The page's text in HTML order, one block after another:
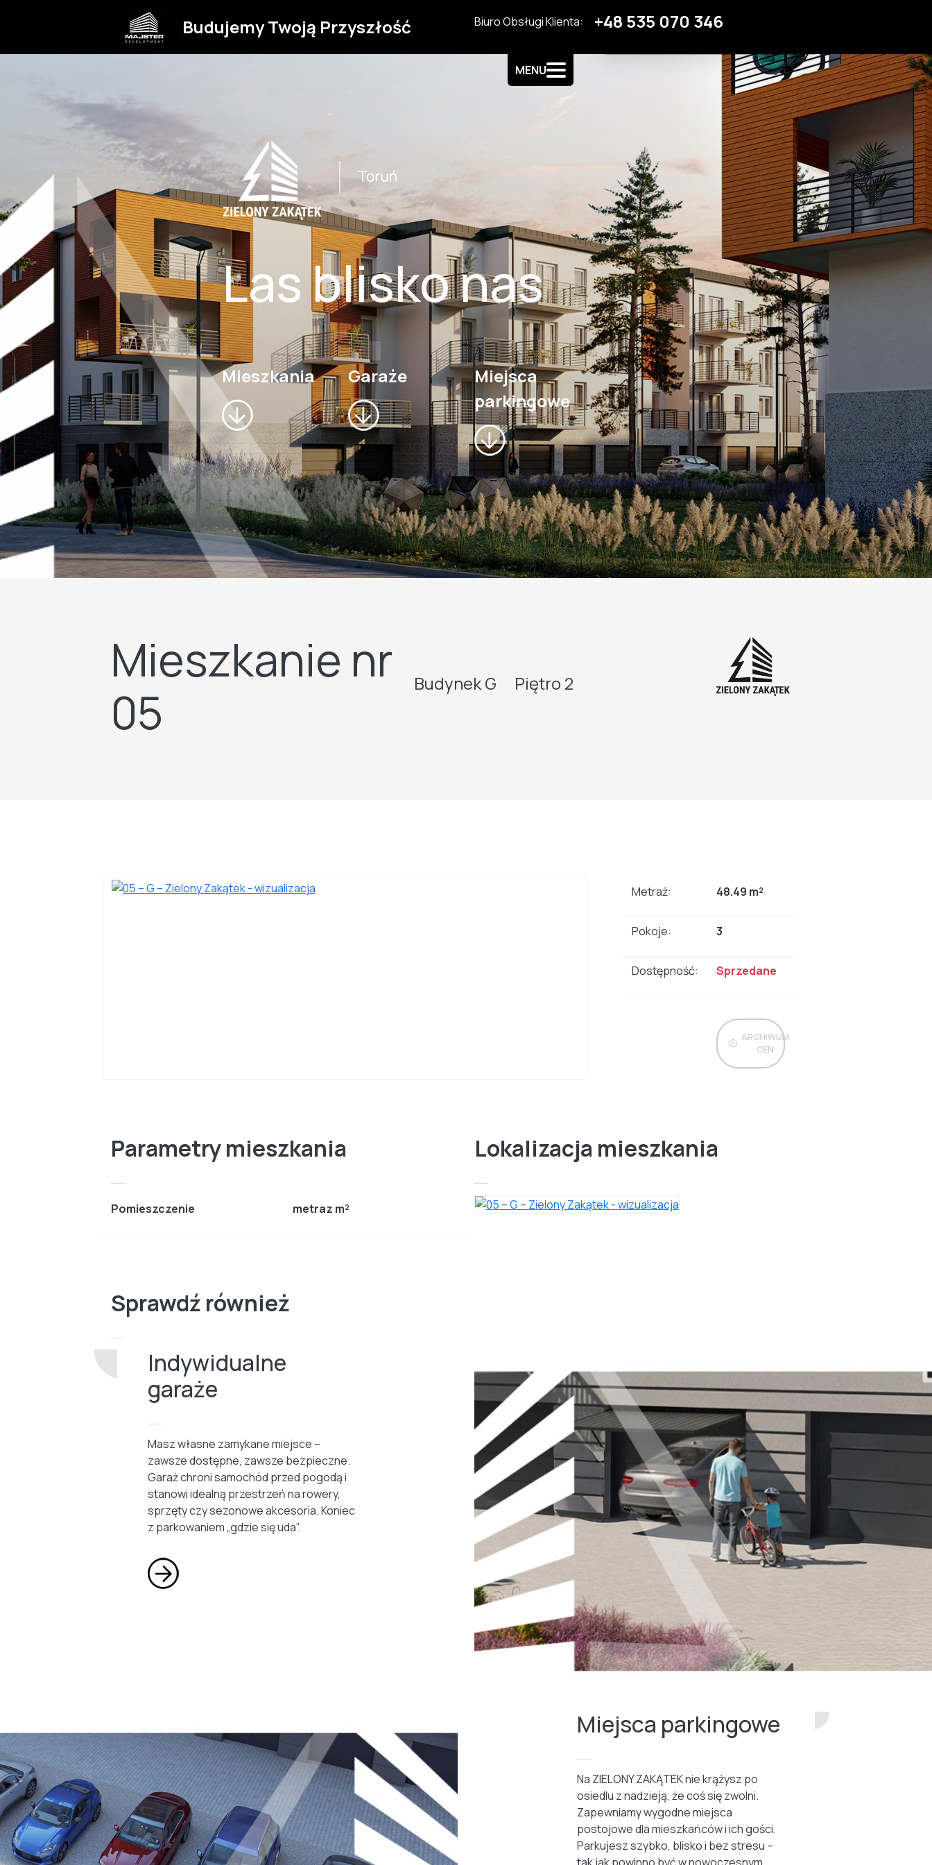
Budujemy Twoją Przyszłość Biuro Obsługi Klienta: +48 535 070 346
MENU
Strefa klienta
Las blisko nas
Mieszkania Garaże
Miejsca
parkingowe
Mieszkanie nr
05
Budynek G Piętro 2
Metraż: 48.49 m²
Pokoje: 3
Dostępność: Sprzedane
ARCHIWUM
CEN
Parametry mieszkania
Pomieszczenie metraz m²
Lokalizacja mieszkania
Sprawdź również
Indywidualne
garaże
Masz własne zamykane miejsce –
zawsze dostępne, zawsze bezpieczne.
Garaż chroni samochód przed pogodą i
stanowi idealną przestrzeń na rowery,
sprzęty czy sezonowe akcesoria. Koniec
z parkowaniem „gdzie się uda”.
Miejsca parkingowe
Na ZIELONY ZAKĄTEK nie krążysz po
osiedlu z nadzieją, że coś się zwolni.
Zapewniamy wygodne miejsca
postojowe dla mieszkańców i ich gości.
Parkujesz szybko, blisko i bez stresu –